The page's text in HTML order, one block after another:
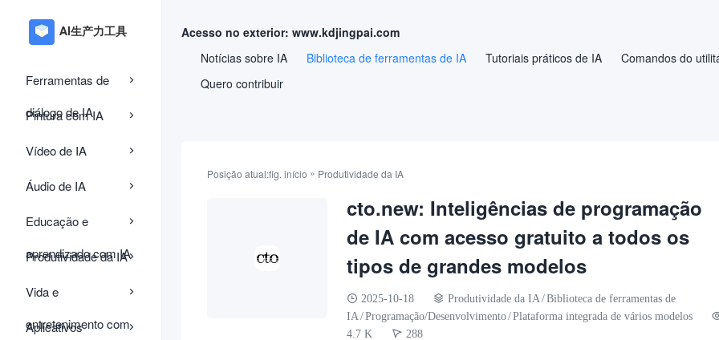
Ferramentas de
diálogo de IA
Pintura com IA
Vídeo de IA
Áudio de IA
Educação e
aprendizado com IA
Produtividade da IA
Vida e
entretenimento com
Aplicativos
Acesso no exterior: www.kdjingpai.com
Notícias sobre IA
Biblioteca de ferramentas de IA Tutoriais práticos de IA Comandos do
Quero contribuir
Posição atual:fig. início » Produtividade da IA
cto.new: Inteligências de programação
de IA com acesso gratuito a todos os
tipos de grandes modelos
2025-10-18 Produtividade da IA /Biblioteca de ferramentas de
IA /Programação/Desenvolvimento/Plataforma integrada de vários modelos
4.7 K
288